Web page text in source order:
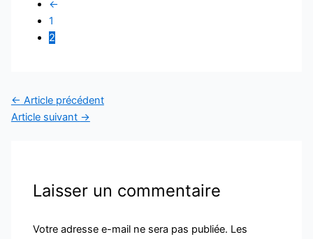
←
1
2
← Article précédent
Article suivant →
Laisser un commentaire
Votre adresse e-mail ne sera pas publiée. Les